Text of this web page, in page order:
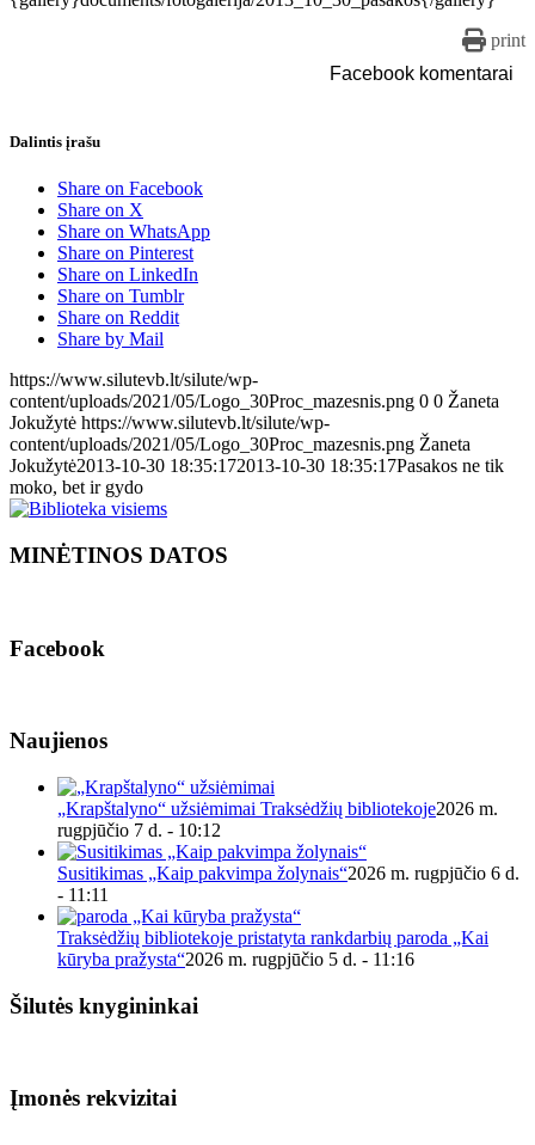
print
Facebook komentarai
Dalintis įrašu
Share on Facebook
Share on X
Share on WhatsApp
Share on Pinterest
Share on LinkedIn
Share on Tumblr
Share on Reddit
Share by Mail
https://www.silutevb.lt/silute/wp-
content/uploads/2021/05/Logo_30Proc_mazesnis.png 0 0 Žaneta
Jokužytė https://www.silutevb.lt/silute/wp-
content/uploads/2021/05/Logo_30Proc_mazesnis.png Žaneta
Jokužytė2013-10-30 18:35:172013-10-30 18:35:17Pasakos ne tik
moko, bet ir gydo
MINĖTINOS DATOS
Facebook
Naujienos
„Krapštalyno“ užsiėmimai Traksėdžių bibliotekoje2026 m.
rugpjūčio 7 d. - 10:12
Susitikimas „Kaip pakvimpa žolynais“2026 m. rugpjūčio 6 d.
- 11:11
Traksėdžių bibliotekoje pristatyta rankdarbių paroda „Kai
kūryba pražysta“2026 m. rugpjūčio 5 d. - 11:16
Šilutės knygininkai
Įmonės rekvizitai